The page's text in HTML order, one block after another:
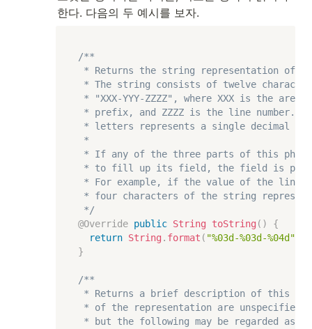
한다. 다음의 두 예시를 보자.
/**
* Returns the string representation of
* The string consists of twelve
* "XXX-YYY-ZZZZ", where XXX is the area
* prefix, and ZZZZ is the line number.
* letters represents a single decimal
*
* If any of the three parts of this phone
* to fill up its field, the field is
* For example, if the value of the line
* four characters of the string
*/
@Override public String toString ( )
{
return String . format ( "%03d-%03d-%04d"
}
/**
* Returns a brief description of this
* of the representation are unspecified
* but the following may be regarded as